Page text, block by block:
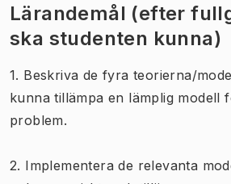
Lärandemål (efter
ska studenten kunna)
1. Beskriva de fyra teorierna/
kunna tillämpa en lämplig modell
problem.
2. Implementera de relevanta